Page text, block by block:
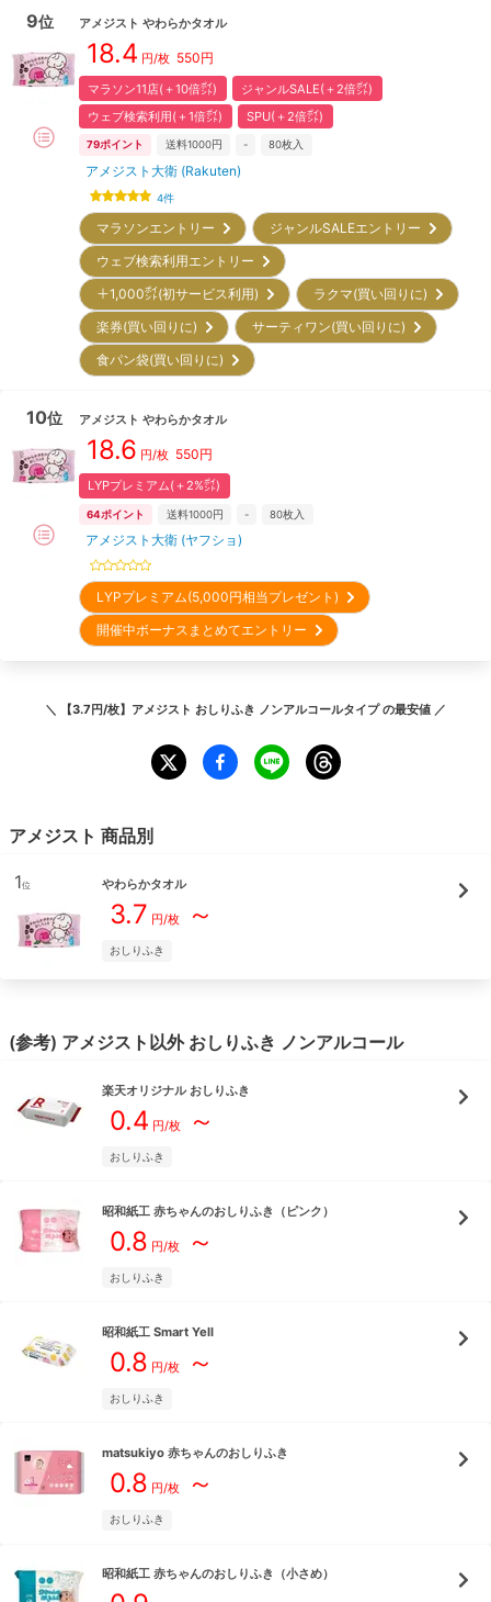
9位 アメジスト やわらかタオル
18.4 円/枚 550円
マラソン11店(＋10倍㌽)
ジャンルSALE(＋2倍㌽)
ウェブ検索利用(＋1倍㌽)
SPU(＋2倍㌽)
79ポイント 送料1000円 - 80枚入
アメジスト大衛 (Rakuten)
4件
マラソンエントリー
ジャンルSALEエントリー
ウェブ検索利用エントリー
＋1,000㌽(初サービス利用)
ラクマ(買い回りに)
楽券(買い回りに)
サーティワン(買い回りに)
食パン袋(買い回りに)
10位 アメジスト やわらかタオル
18.6 円/枚 550円
LYPプレミアム(＋2%㌽)
64ポイント 送料1000円 - 80枚入
アメジスト大衛 (ヤフショ)
LYPプレミアム(5,000円相当プレゼント)
開催中ボーナスまとめてエントリー
＼ 【3.7円/枚】アメジスト おしりふき ノンアルコールタイプの最安値 ／
アメジスト 商品別
1位 やわらかタオル
3.7 円/枚～
おしりふき
(参考) アメジスト 以外 おしりふき ノンアルコール
楽天オリジナル おしりふき
0.4 円/枚～
おしりふき
昭和紙工 赤ちゃんのおしりふき（ピンク）
0.8 円/枚～
おしりふき
昭和紙工 Smart Yell
0.8 円/枚～
おしりふき
matsukiyo 赤ちゃんのおしりふき
0.8 円/枚～
おしりふき
昭和紙工 赤ちゃんのおしりふき（小さめ）